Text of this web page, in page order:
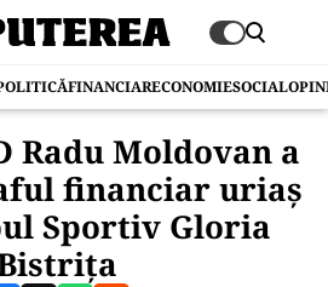
FINANCIARECONOMIESOCIAL
Radu Moldovan a
financiar uriaș
Sportiv Gloria